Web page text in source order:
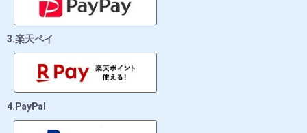
3.楽天ペイ
4.PayPal